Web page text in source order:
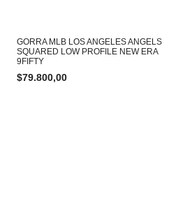
GORRA MLB LOS ANGELES ANGELS
SQUARED LOW PROFILE NEW ERA
9FIFTY
$79.800,00